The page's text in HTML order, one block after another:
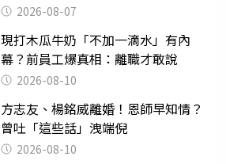
2026-08-07
現打木瓜牛奶「不加一滴水」有內
幕？前員工爆真相：離職才敢說
2026-08-10
方志友、楊銘威離婚！恩師早知情？
曾吐「這些話」洩端倪
2026-08-10